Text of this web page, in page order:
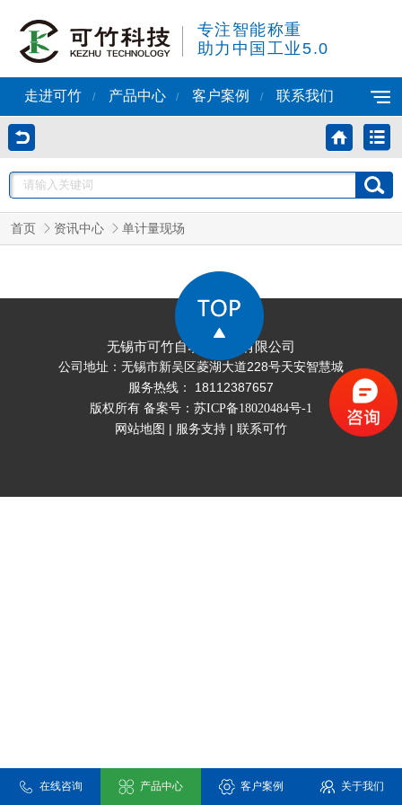
专注智能称重
助力中国工业5.0
走进可竹 / 产品中心 / 客户案例 / 联系我们
首页 资讯中心 单计量现场
无锡市可竹自动化科技有限公司
公司地址：无锡市新吴区菱湖大道228号天安智慧城
服务热线： 18112387657
版权所有 备案号： 苏ICP备18020484号-1
网站地图 | 服务支持 | 联系可竹
在线咨询 产品中心 客户案例 关于我们